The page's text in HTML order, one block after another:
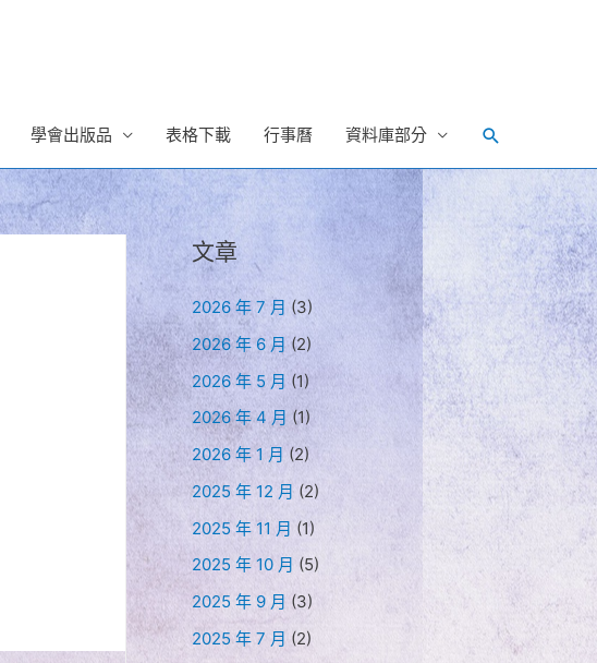
學會出版品 表格下載 行事曆 資料庫部分 Search
文章
2026 年 7 月 (3)
2026 年 6 月 (2)
2026 年 5 月 (1)
2026 年 4 月 (1)
2026 年 1 月 (2)
2025 年 12 月 (2)
2025 年 11 月 (1)
2025 年 10 月 (5)
2025 年 9 月 (3)
2025 年 7 月 (2)